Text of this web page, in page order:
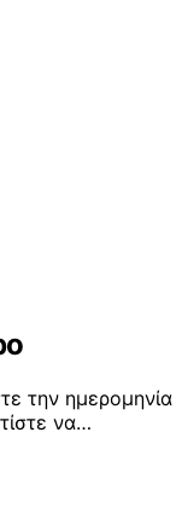
την ημερομηνία
να…